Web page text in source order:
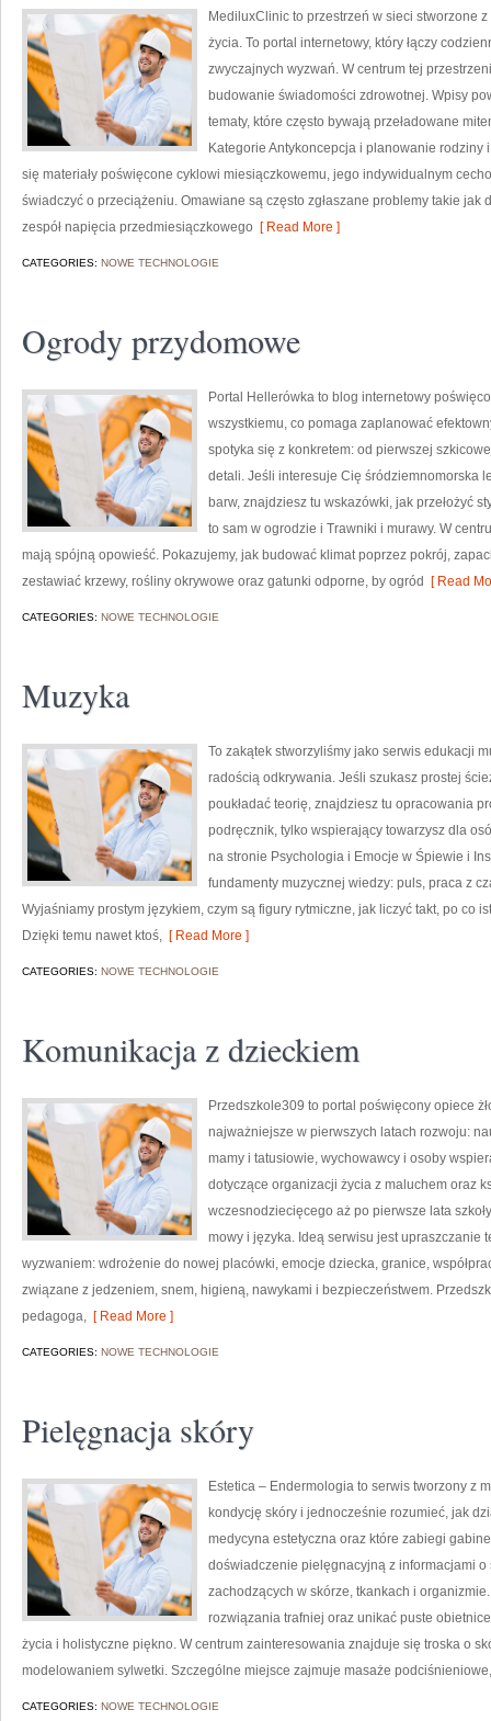
MediluxClinic to przestrzeń w sieci stworzone
życia. To portal internetowy, który łączy
zwyczajnych wyzwań. W centrum tej
budowanie świadomości zdrowotnej. Wpisy
tematy, które często bywają przeładowane
Kategorie Antykoncepcja i planowanie
się materiały poświęcone cyklowi miesiączkowemu, jego indywidualnym
świadczyć o przeciążeniu. Omawiane są często zgłaszane problemy takie jak
zespół napięcia przedmiesiączkowego [ Read More ]
CATEGORIES: NOWE TECHNOLOGIE
Ogrody przydomowe
Portal Hellerówka to blog internetowy
wszystkiemu, co pomaga zaplanować
spotyka się z konkretem: od pierwszej
detali. Jeśli interesuje Cię śródziemnomorska
barw, znajdziesz tu wskazówki, jak przełożyć
to sam w ogrodzie i Trawniki i murawy. W
mają spójną opowieść. Pokazujemy, jak budować klimat poprzez pokrój,
zestawiać krzewy, rośliny okrywowe oraz gatunki odporne, by ogród
[ Read
CATEGORIES: NOWE TECHNOLOGIE
Muzyka
To zakątek stworzyliśmy jako serwis edukacji
radością odkrywania. Jeśli szukasz prostej
poukładać teorię, znajdziesz tu opracowania
podręcznik, tylko wspierający towarzysz dla
na stronie Psychologia i Emocje w Śpiewie i
fundamenty muzycznej wiedzy: puls, praca z
Wyjaśniamy prostym językiem, czym są figury rytmiczne, jak liczyć takt, po co
Dzięki temu nawet ktoś, [ Read More ]
CATEGORIES: NOWE TECHNOLOGIE
Komunikacja z dzieckiem
Przedszkole309 to portal poświęcony opiece
najważniejsze w pierwszych latach rozwoju:
mamy i tatusiowie, wychowawcy i osoby
dotyczące organizacji życia z maluchem oraz
wczesnodziecięcego aż po pierwsze lata
mowy i języka. Ideą serwisu jest upraszczanie
wyzwaniem: wdrożenie do nowej placówki, emocje dziecka, granice,
związane z jedzeniem, snem, higieną, nawykami i bezpieczeństwem.
pedagoga, [ Read More ]
CATEGORIES: NOWE TECHNOLOGIE
Pielęgnacja skóry
Estetica – Endermologia to serwis tworzony z
kondycję skóry i jednocześnie rozumieć, jak
medycyna estetyczna oraz które zabiegi
doświadczenie pielęgnacyjną z informacjami
zachodzących w skórze, tkankach i
rozwiązania trafniej oraz unikać puste
życia i holistyczne piękno. W centrum zainteresowania znajduje się troska o
modelowaniem sylwetki. Szczególne miejsce zajmuje masaże
CATEGORIES: NOWE TECHNOLOGIE